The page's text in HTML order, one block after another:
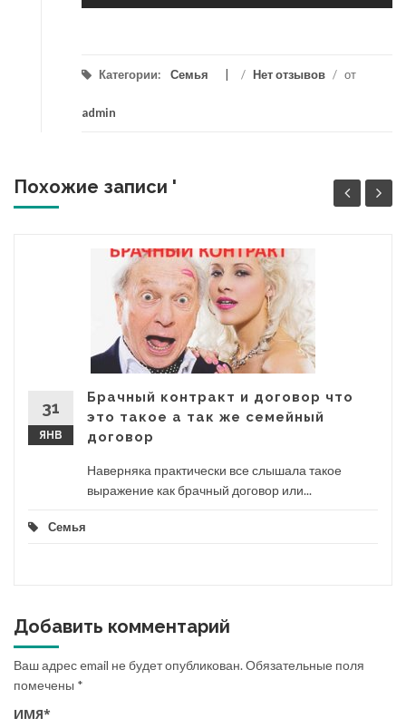
Категории: Семья / Нет отзывов / от
admin
Похожие записи '
31
ЯНВ
Брачный контракт и договор что
это такое а так же семейный
договор
Наверняка практически все слышала такое
выражение как брачный договор или...
Семья
Добавить комментарий
Ваш адрес email не будет опубликован.Обязательные поля
помечены *
ИМЯ*